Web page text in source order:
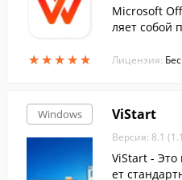
★★★★★
★★★★★
Microsoft
ляет собой
Лицензия:
Windows ViStart
Версия: 8.1
ViStart - Это
ет